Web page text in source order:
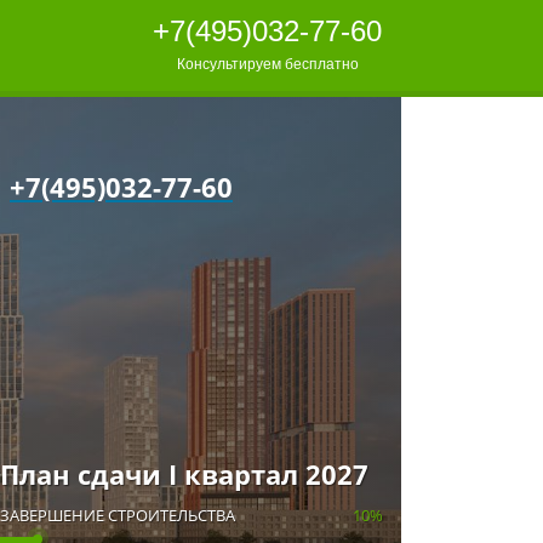
+7(495)032-77-60
Консультируем бесплатно
+7(495)032-77-60
План сдачи I квартал 2027
ЗАВЕРШЕНИЕ СТРОИТЕЛЬСТВА 10%